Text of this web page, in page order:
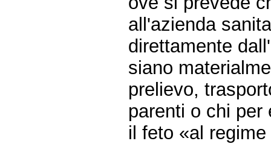
all'azienda
direttamente
siano
prelievo,
parenti o chi
il feto «al